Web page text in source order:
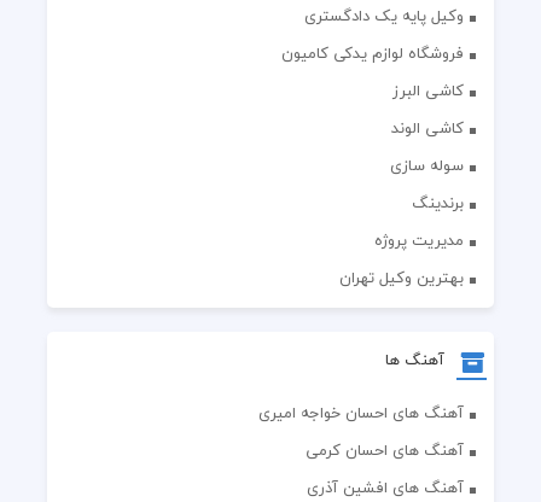
وکیل پایه یک دادگستری
فروشگاه لوازم یدکی کامیون
کاشی البرز
کاشی الوند
سوله سازی
برندینگ
مدیریت پروژه
بهترین وکیل تهران
آهنگ ها
آهنگ های احسان خواجه امیری
آهنگ های احسان کرمی
آهنگ های افشین آذری